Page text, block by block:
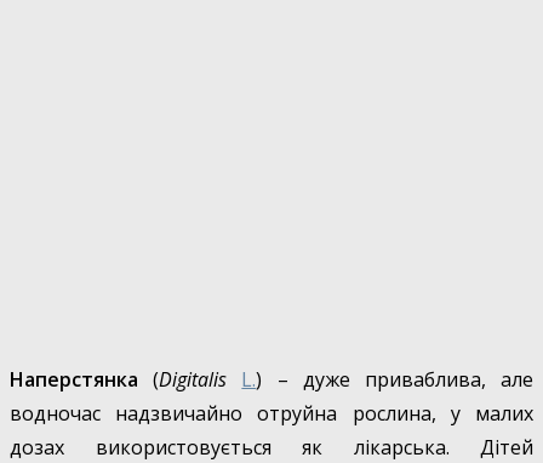
Наперстянка (Digitalis L.) – дуже приваблива, але
водночас надзвичайно отруйна рослина, у малих
дозах використовується як лікарська. Дітей